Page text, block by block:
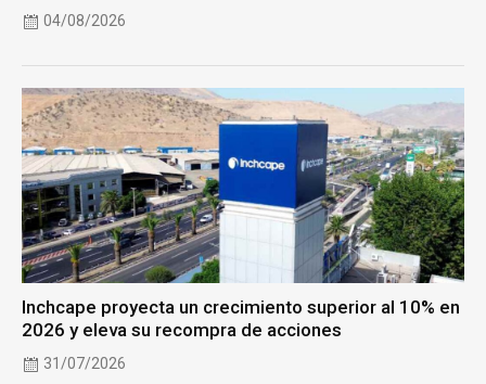
04/08/2026
Inchcape proyecta un crecimiento superior al 10% en
2026 y eleva su recompra de acciones
31/07/2026